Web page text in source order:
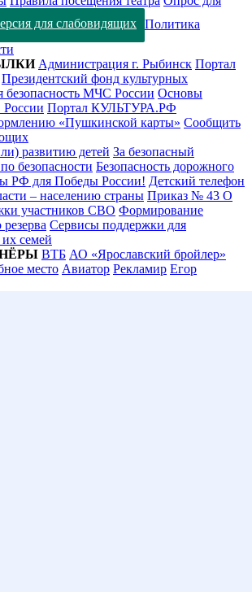
для слабовидящих Политика
Администрация г. Рыбинск Портал
Президентский фонд культурных
безопасность МЧС России Основы
Портал КУЛЬТУРА.РФ
«Пушкинской карты» Сообщить
развитию детей За безопасный
безопасности Безопасность дорожного
РФ для Победы России! Детский телефон
– населению страны Приказ № 43 О
участников СВО Формирование
Сервисы поддержки для
семей
ВТБ АО «Ярославский бройлер»
место Авиатор Рекламир Егор